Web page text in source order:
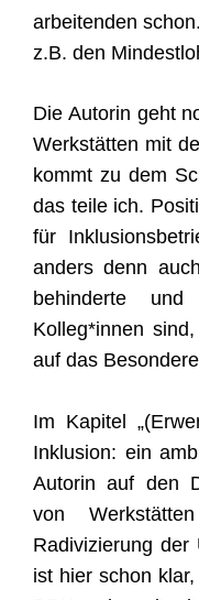
arbeitenden
z.B. den
Die Autorin geht
Werkstätten mit
kommt zu dem
das teile ich.
für
anders denn
behinderte und
Kolleg*innen
auf das
Im Kapitel
Inklusion: ein
Autorin auf den
von
Radivizierung
ist hier schon